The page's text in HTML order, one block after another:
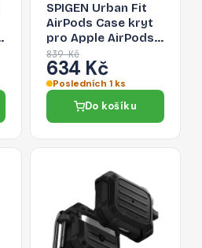
SPIGEN Urban Fit
AirPods Case kryt
pro Apple AirPods
1/2, černý
839 Kč
634 Kč
Posledních 1 ks
Do košíku